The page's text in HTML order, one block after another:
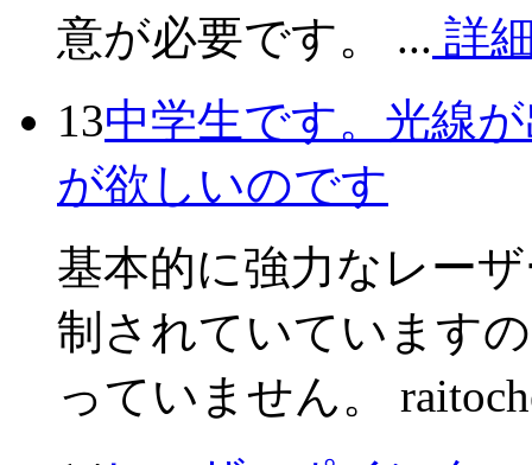
意が必要です。 ... 詳
13中学生です。光線
が欲しいのです
基本的に強力なレー
制されていています
っていません。